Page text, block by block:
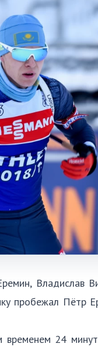
Владислав
пробежал Пётр
24